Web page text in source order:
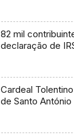
82 mil
declaração de
Cardeal
de Santo António